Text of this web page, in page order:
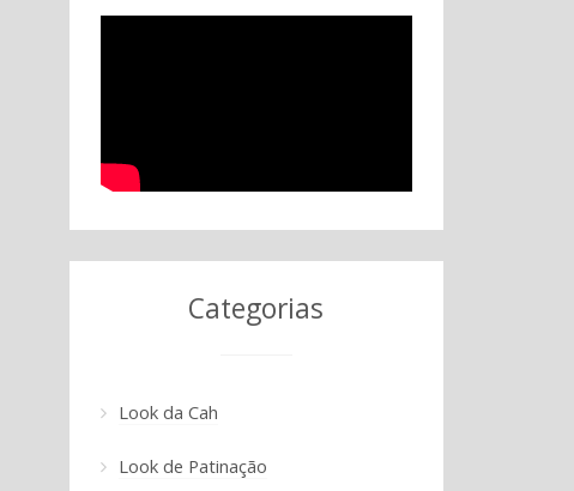
Categorias
Look da Cah
Look de Patinação